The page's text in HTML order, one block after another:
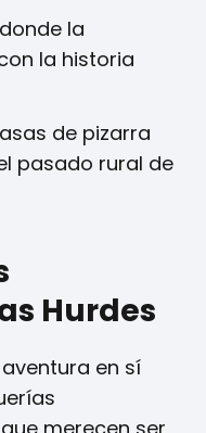
la
la historia
de pizarra
pasado rural de
Hurdes
en sí